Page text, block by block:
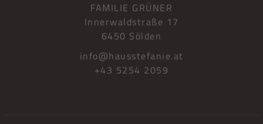
FAMILIE GRÜNER
Innerwaldstraße 17
6450 Sölden
info@hausstefanie.at
+43 5254 2059